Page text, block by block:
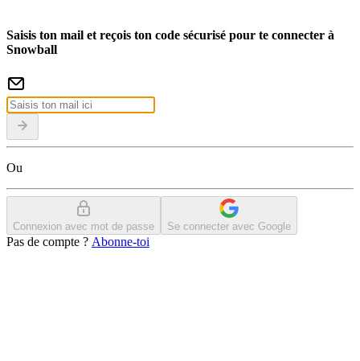
Saisis ton mail et reçois ton code sécurisé pour te connecter à
Snowball
Ou
Connexion avec mot de passe Se connecter avec Google
Pas de compte ? Abonne-toi